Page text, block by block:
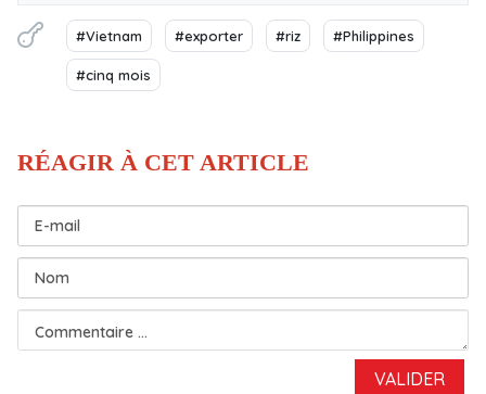
#Vietnam #exporter #riz #Philippines
#cinq mois